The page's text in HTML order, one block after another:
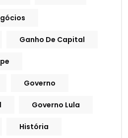
Ganho De Capital
Governo
Governo Lula
História